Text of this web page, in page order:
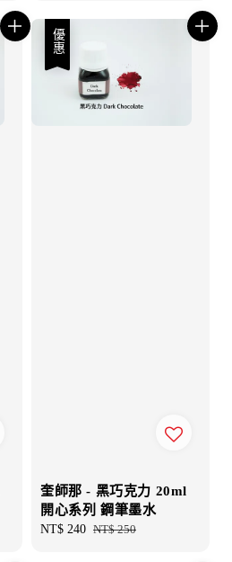
優惠
奎師那 - 黑巧克力 20ml
開心系列 鋼筆墨水
Sale
NT$ 240 Regular
NT$ 250